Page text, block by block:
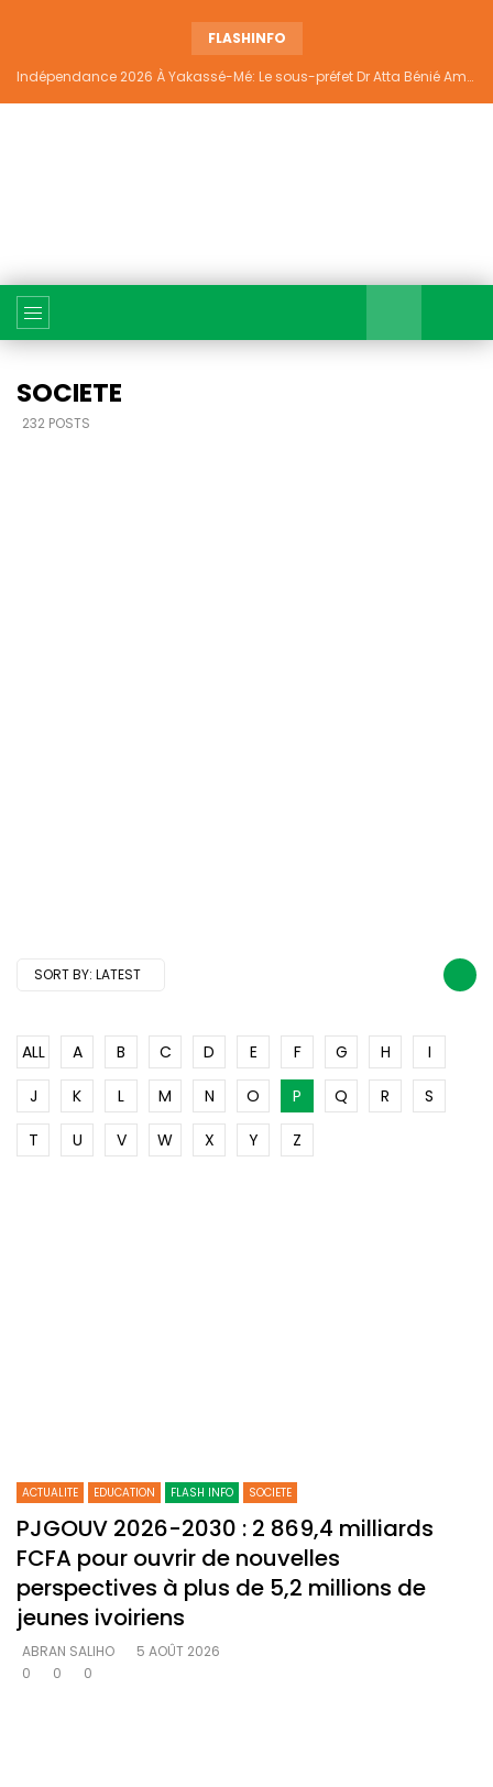
FLASHINFO
Indépendance 2026 À Yakassé-Mé: Le sous-préfet Dr Atta Bénié Amédé appelle à l’unité, à la sécurité et au développement
SOCIETE
232 POSTS
SORT BY: LATEST
ALL A B C D E F G H
I
J
K L M N O P Q R
S
T
U V W X Y Z
ACTUALITE EDUCATION FLASH INFO SOCIETE
PJGOUV 2026-2030 : 2 869,4 milliards
FCFA pour ouvrir de nouvelles
perspectives à plus de 5,2 millions de
jeunes ivoiriens
ABRAN SALIHO
5 AOÛT 2026
0
0 0